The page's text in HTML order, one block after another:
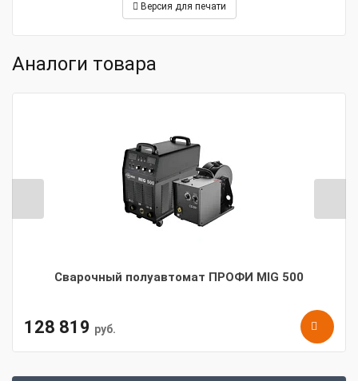
Версия для печати
Аналоги товара
Сварочный полуавтомат ПРОФИ MIG 500
128 819 руб.